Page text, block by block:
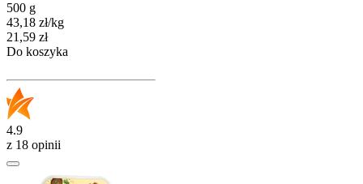
500 g
43,18 zł/kg
Cena
21,59 zł
Do koszyka
4.9
z 18 opinii